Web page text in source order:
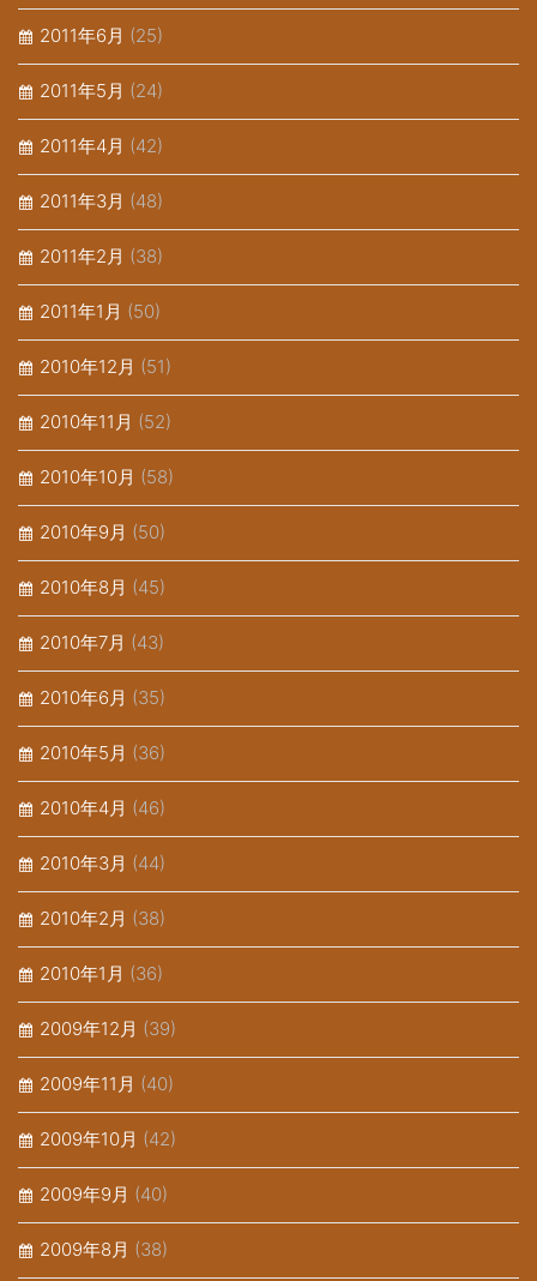
2011年6月 (25)
2011年5月 (24)
2011年4月 (42)
2011年3月 (48)
2011年2月 (38)
2011年1月 (50)
2010年12月 (51)
2010年11月 (52)
2010年10月 (58)
2010年9月 (50)
2010年8月 (45)
2010年7月 (43)
2010年6月 (35)
2010年5月 (36)
2010年4月 (46)
2010年3月 (44)
2010年2月 (38)
2010年1月 (36)
2009年12月 (39)
2009年11月 (40)
2009年10月 (42)
2009年9月 (40)
2009年8月 (38)